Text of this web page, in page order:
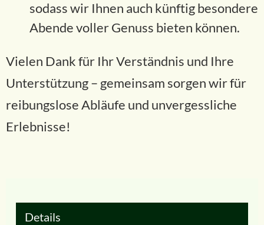
sodass wir Ihnen auch künftig besondere
Abende voller Genuss bieten können.
Vielen Dank für Ihr Verständnis und Ihre
Unterstützung – gemeinsam sorgen wir für
reibungslose Abläufe und unvergessliche
Erlebnisse!
Details